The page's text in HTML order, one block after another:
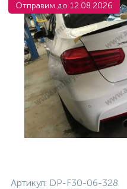
Отправим до 12.08.2026
Артикул: DP-F30-06-328